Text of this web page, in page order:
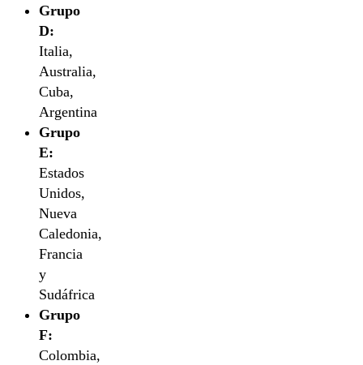
Grupo
D:
Italia,
Australia,
Cuba,
Argentina
Grupo
E:
Estados
Unidos,
Nueva
Caledonia,
Francia
y
Sudáfrica
Grupo
F:
Colombia,